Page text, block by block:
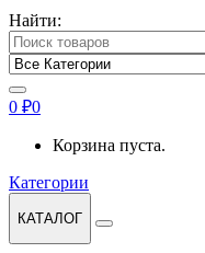
Найти:
0 ₽0
Корзина пуста.
Категории
КАТАЛОГ